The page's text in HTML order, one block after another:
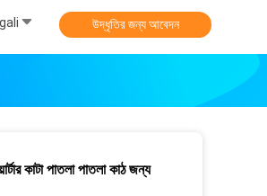
উদ্ধৃতির জন্য আবেদন
কাটা পাতলা পাতলা কাঠ জন্য